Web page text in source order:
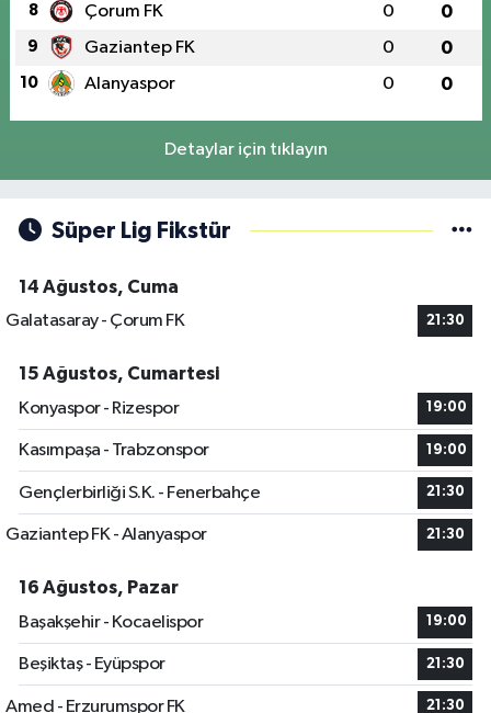
8 Çorum FK 0 0
9 Gaziantep FK 0 0
10 Alanyaspor 0 0
Detaylar için tıklayın
Süper Lig Fikstür
14 Ağustos, Cuma
Galatasaray - Çorum FK
21:30
15 Ağustos, Cumartesi
Konyaspor - Rizespor
19:00
Kasımpaşa - Trabzonspor 19:00
Gençlerbirliği S.K. - Fenerbahçe 21:30
Gaziantep FK - Alanyaspor 21:30
16 Ağustos, Pazar
Başakşehir - Kocaelispor
19:00
Beşiktaş - Eyüpspor 21:30
Amed - Erzurumspor FK 21:30